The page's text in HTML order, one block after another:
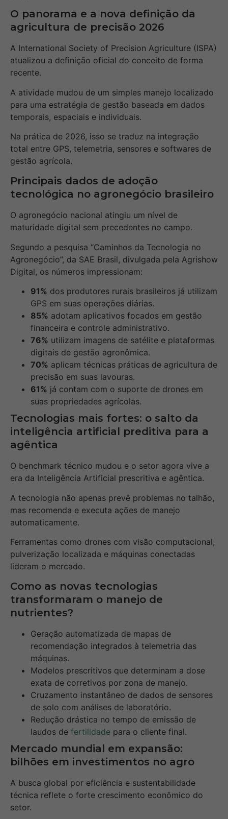
O panorama e a nova definição da
agricultura de precisão 2026
A International Society of Precision Agriculture (ISPA)
atualizou a definição oficial do conceito de forma
recente.
A atividade mudou de um simples manejo localizado
para uma estratégia de gestão baseada em dados
temporais, espaciais e individuais.
Na prática de 2026, isso se traduz na integração
total entre GPS, telemetria, sensores e softwares de
gestão agrícola.
Principais dados de adoção
tecnológica no agronegócio brasileiro
O agronegócio nacional atingiu um nível de
maturidade digital sem precedentes no campo.
Segundo a pesquisa “Caminhos da Tecnologia no
Agronegócio”, da SAE Brasil, divulgada pela Agrishow
Digital, os números impressionam:
91% dos produtores rurais brasileiros já utilizam
GPS em suas operações diárias.
85% adotam aplicativos focados em gestão
financeira e controle administrativo.
76% utilizam imagens de satélite e plataformas
digitais de gestão agronômica.
70% aplicam técnicas práticas de agricultura de
precisão em suas lavouras.
61% já contam com o suporte de drones em
suas propriedades agrícolas.
Tecnologias mais fortes: o salto da
inteligência artificial preditiva para a
agêntica
O benchmark técnico mudou e o setor agora vive a
era da Inteligência Artificial prescritiva e agêntica.
A tecnologia não apenas prevê problemas no talhão,
mas recomenda e executa ações de manejo
automaticamente.
Ferramentas como drones com visão computacional,
pulverização localizada e máquinas conectadas
lideram o mercado.
Como as novas tecnologias
transformaram o manejo de
nutrientes?
Geração automatizada de mapas de
recomendação integrados à telemetria das
máquinas.
Modelos prescritivos que determinam a dose
exata de corretivos por zona de manejo.
Cruzamento instantâneo de dados de sensores
de solo com análises de laboratório.
Redução drástica no tempo de emissão de
laudos de fertilidade para o cliente final.
Mercado mundial em expansão:
bilhões em investimentos no agro
A busca global por eficiência e sustentabilidade
técnica reflete o forte crescimento econômico do
setor.